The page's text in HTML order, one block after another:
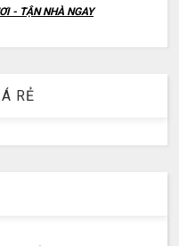
- TẬN NHÀ NGAY
RẺ